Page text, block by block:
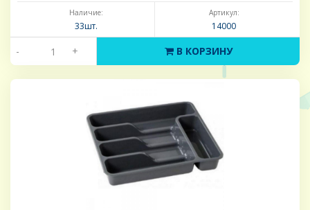
Наличие:
33шт.
Артикул:
14000
- + В КОРЗИНУ